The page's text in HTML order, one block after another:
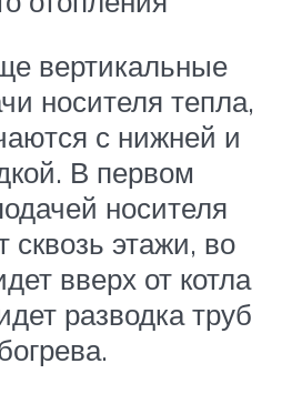
вертикальные
носителя тепла,
с нижней и
В первом
носителя
сквозь этажи, во
вверх от котла
разводка труб